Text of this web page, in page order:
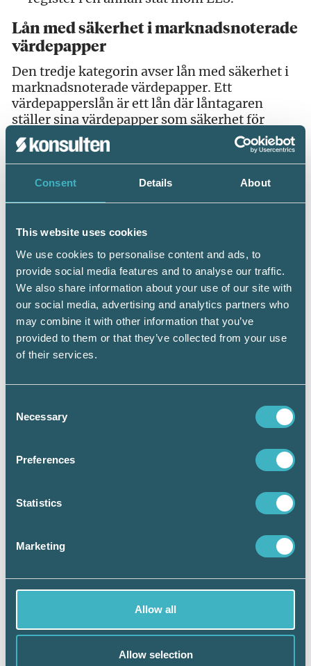
Consent Details About
This website uses cookies
We use cookies to personalise content and ads, to
provide social media features and to analyse our traffic.
We also share information about your use of our site with
our social media, advertising and analytics partners who
may combine it with other information that you’ve
provided to them or that they’ve collected from your use
of their services.
Selection
Necessary
Preferences
Statistics
Marketing
Allow all
Allow selection
Lån med säkerhet i marknadsnoterade
värdepapper
Den tredje kategorin avser lån med säkerhet i
marknadsnoterade värdepapper. Ett
värdepapperslån är ett lån där låntagaren
ställer sina värdepapper som säkerhet för
lånet. Om låntagaren inte kan betala tillbaka
lånet så har långivaren rätt att sälja
låntagarens värdepapper för att få tillbaka de
utlånade pengarna.
ett kreditinstitut eller ett värdepappersbolag
förenat med säkerhet i i någon av följande
värdepapper:
Finansiella instrument som är upptagna till
handel på en reglerad marknad eller en
motsvarande marknad utanför Europeiska
ekonomiska samarbetsområdet (EES),
Andelar i en värdepappersfond eller
Den fjärde kategorin är lån som är lämnade av
lämnats av en pantbank och där pantbanken
Utgiftsräntor hänförliga till andra lån
För beskattningsåret 2025 begränsas
avdragsrätten för ränteutgifter till 50 procent
avseende lån som inte uppfyller de villkor som
gäller för lån enligt de fyra kategorierna. Det
vill säga för lån utan säkerhet får låntagaren
göra avdrag med 50 procent av ränteutgiften.